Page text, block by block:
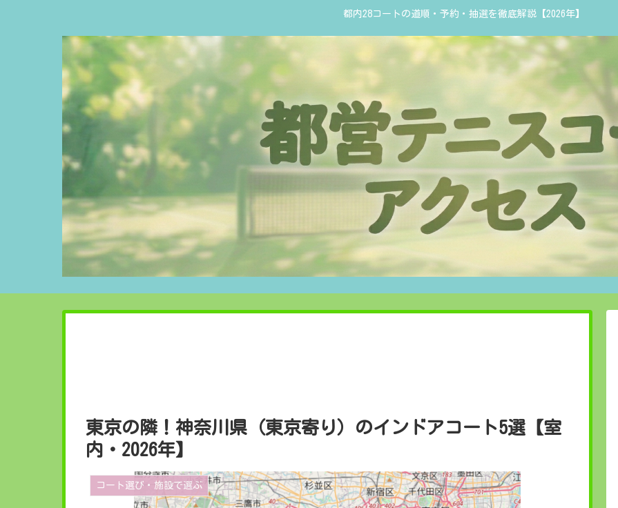
都内28コートの道順・予約・抽選を徹底解説【2026年】
東京の隣！神奈川県（東京寄り）のインドアコート5選【室
内・2026年】
コート選び・施設で選ぶ